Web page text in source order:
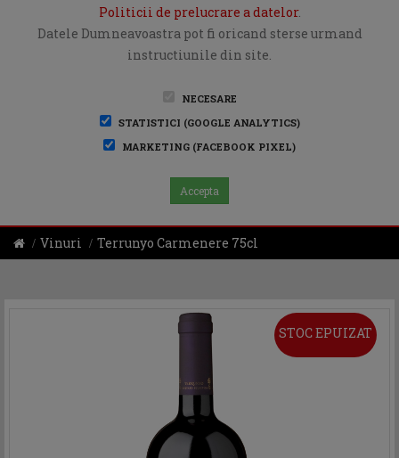
Politicii de prelucrare a datelor.
Datele Dumneavoastra pot fi oricand sterse urmand
instructiunile din site.
NECESARE
STATISTICI (GOOGLE ANALYTICS)
MARKETING (FACEBOOK PIXEL)
Accepta
Vinuri Terrunyo Carmenere 75cl
STOC EPUIZAT